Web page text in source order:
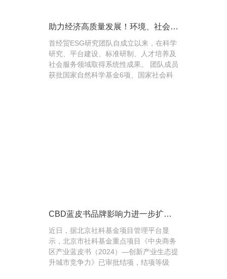
助力经济高质量发展！环境、社会与
治理（ESG）研究团队
首经贸ESG研究团队自成立以来，在科学
研究、平台建设、标准研制、人才培养及
社会服务领域取得系统性成果。 团队成员
获批国家自然科学基金6项、国家社会科
CBD蓝皮书品牌影响力进一步扩
大！首经贸北京市社科基金重点项目
结项再获优秀
近日，据北京社科基金项目管理平台显
示，北京市社科基金重点项目《中央商务
区产业蓝皮书（2024）—创新产业生态提
升城市竞争力》已审批结项，结项等级